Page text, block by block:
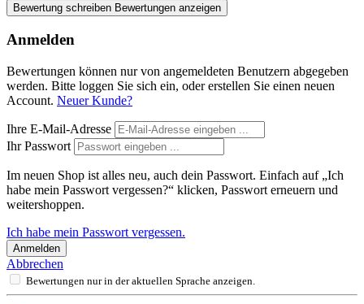
Bewertung schreiben Bewertungen anzeigen
Anmelden
Bewertungen können nur von angemeldeten Benutzern abgegeben
werden. Bitte loggen Sie sich ein, oder erstellen Sie einen neuen
Account. Neuer Kunde?
Ihre E-Mail-Adresse
Ihr Passwort
Im neuen Shop ist alles neu, auch dein Passwort. Einfach auf „Ich
habe mein Passwort vergessen?“ klicken, Passwort erneuern und
weitershoppen.
Ich habe mein Passwort vergessen.
Anmelden
Abbrechen
Bewertungen nur in der aktuellen Sprache anzeigen.